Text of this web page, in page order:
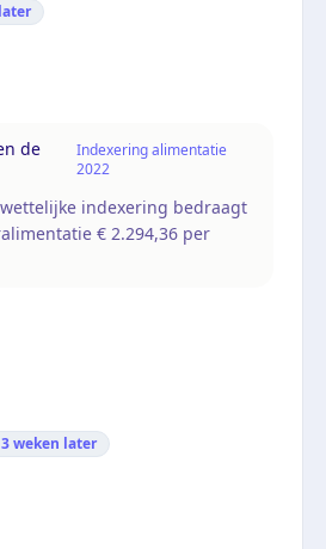
later
de
Indexering alimentatie
2022
indexering bedraagt
€ 2.294,36 per
weken later